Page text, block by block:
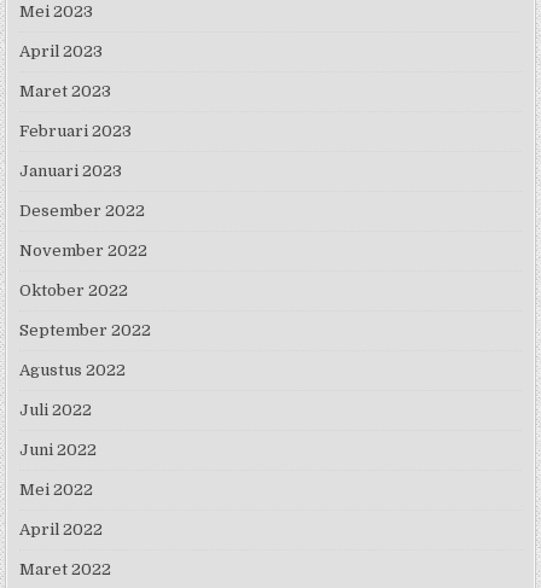
Mei 2023
April 2023
Maret 2023
Februari 2023
Januari 2023
Desember 2022
November 2022
Oktober 2022
September 2022
Agustus 2022
Juli 2022
Juni 2022
Mei 2022
April 2022
Maret 2022